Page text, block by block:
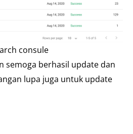
consule
semoga berhasil update dan
lupa juga untuk update